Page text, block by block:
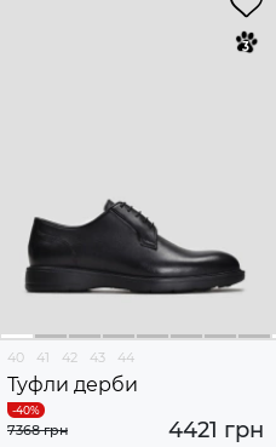
40 41 42 43 44
Туфли дерби
4421 грн
7368 грн